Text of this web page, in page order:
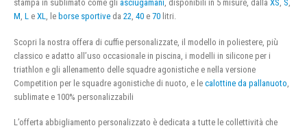
stampa in sublimato come gli asciugamani, disponibili in 5 misure, dalla XS, S,
M, L e XL, le borse sportive da 22, 40 e 70 litri.
Scopri la nostra offera di cuffie personalizzate, il modello in poliestere, più
classico e adatto all’uso occasionale in piscina, i modelli in silicone per i
triathlon e gli allenamento delle squadre agonistiche e nella versione
Competition per le squadre agonistiche di nuoto, e le calottine da pallanuoto
sublimate e 100% personalizzabili
L’offerta abbigliamento personalizzato è dedicata a tutte le collettività che